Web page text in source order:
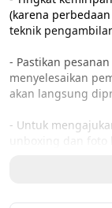
(karena
teknik
- Pastikan
menyelesaikan
akan langsung
- Untuk
unboxing dan